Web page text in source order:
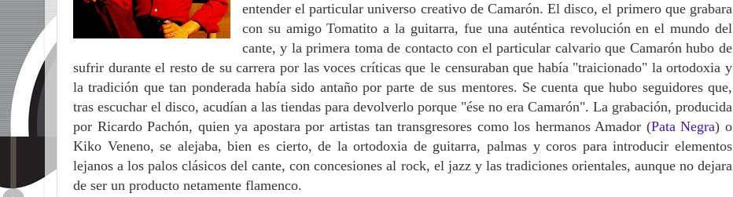
entender el particular universo creativo de Camarón. El disco, el primero que grabara
con su amigo Tomatito a la guitarra, fue una auténtica revolución en el mundo del
cante, y la primera toma de contacto con el particular calvario que Camarón hubo de
sufrir durante el resto de su carrera por las voces críticas que le censuraban que había "traicionado" la ortodoxia y
la tradición que tan ponderada había sido antaño por parte de sus mentores. Se cuenta que hubo seguidores que,
tras escuchar el disco, acudían a las tiendas para devolverlo porque "ése no era Camarón". La grabación, producida
por Ricardo Pachón, quien ya apostara por artistas tan transgresores como los hermanos Amador (Pata Negra) o
Kiko Veneno, se alejaba, bien es cierto, de la ortodoxia de guitarra, palmas y coros para introducir elementos
lejanos a los palos clásicos del cante, con concesiones al rock, el jazz y las tradiciones orientales, aunque no dejara
de ser un producto netamente flamenco.